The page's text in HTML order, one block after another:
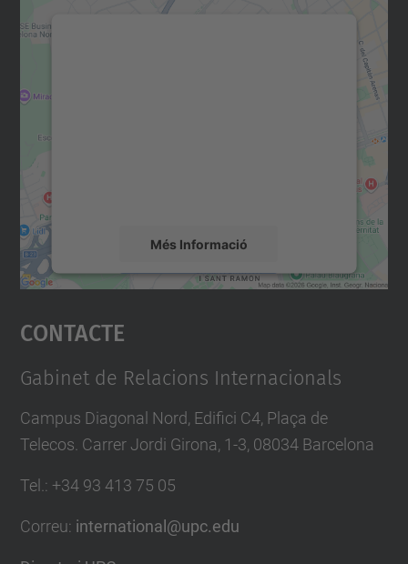
Més Informació
Accepta
powered by
Contacte
Gabinet de Relacions Internacionals
Campus Diagonal Nord, Edifici C4, Plaça de
Telecos. Carrer Jordi Girona, 1-3, 08034 Barcelona
Tel. : +34 93 413 75 05
Correu: international@upc.edu